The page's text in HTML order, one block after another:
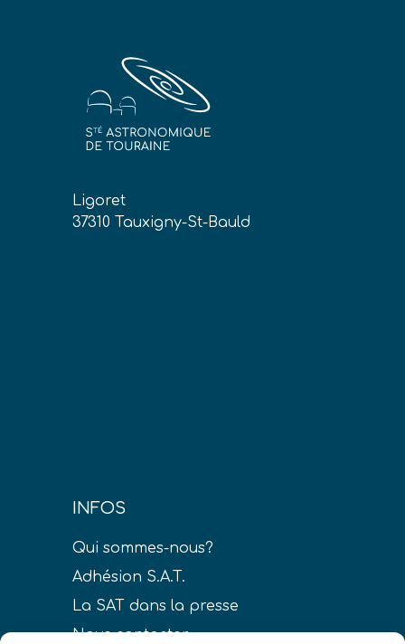
Ligoret
37310 Tauxigny-St-Bauld
INFOS
Qui sommes-nous?
Adhésion S.A.T.
La SAT dans la presse
Nous contacter